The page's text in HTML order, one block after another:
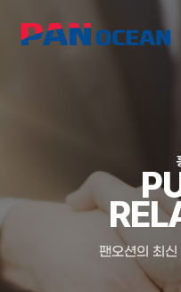
팬오션의 최신